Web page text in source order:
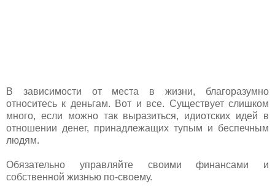
В зависимости от места в жизни, благоразумно
относитесь к деньгам. Вот и все. Существует слишком
много, если можно так выразиться, идиотских идей в
отношении денег, принадлежащих тупым и беспечным
людям.
Обязательно управляйте своими финансами и
собственной жизнью по-своему.